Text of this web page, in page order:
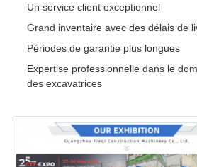
Un service client exceptionnel
Grand inventaire avec des délais de
Périodes de garantie plus longues
Expertise professionnelle dans le
des excavatrices